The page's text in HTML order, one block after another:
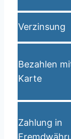
Verzinsung
Bezahlen
Karte
Zahlung in